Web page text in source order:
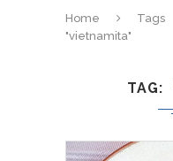
Home Tags
"vietnamita"
TAG